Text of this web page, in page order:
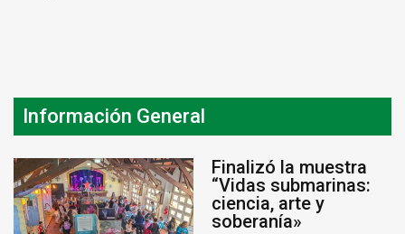
Información General
Finalizó la muestra
“Vidas submarinas:
ciencia, arte y
soberanía»